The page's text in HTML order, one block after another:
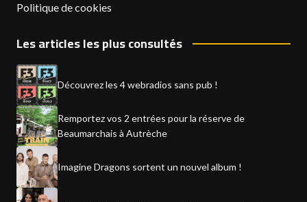
Politique de cookies
Les articles les plus consultés
Découvrez les 4 webradios sans pub !
Remportez vos 2 entrées pour la réserve de
Beaumarchais à Autrèche
Imagine Dragons sortent un nouvel album !